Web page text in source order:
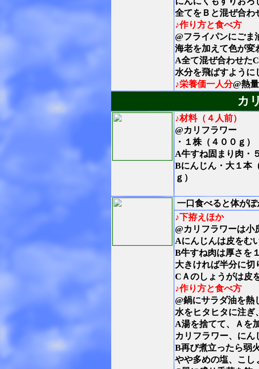
全てをＢと混ぜ合わ
♪作り方と食べ方
@フライパンにごま
海老を加えて色が変
A全て混ぜ合わせたC
水分を飛ばすように
♪栄養価一人分@熱
カ
♪材料（４人前）
@カリフラワー
・１株（４００ｇ）
A牛すね固まり肉・
Bにんじん・大１本
ｇ）
一口食べると体が
♪下拵えほか
@カリフラワーは小
Aにんじんは皮をむ
B牛すね肉は厚さを
大きければ半分に切
C Ａのしょうがは皮
♪作り方と食べ方
@鍋にサラダ油を熱
水をヒタヒタに注ぎ
A湯を捨てて、Ａを
カリフラワー、にん
B再び煮立ったら弱
やや多めの塩、こし